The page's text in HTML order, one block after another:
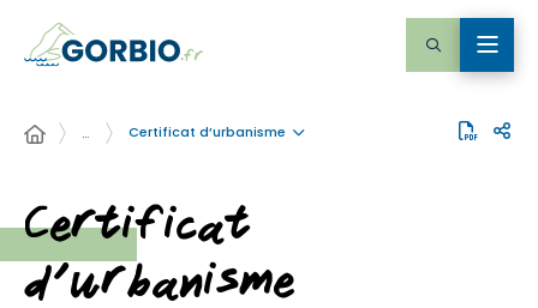
… Certificat d’urbanisme
Certificat
d’urbanisme